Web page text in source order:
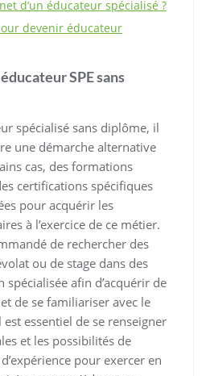
d’un éducateur spécialisé ?
devenir éducateur
SPE sans
spécialisé sans diplôme, il
une démarche alternative
cas, des formations
certifications spécifiques
pour acquérir les
à l’exercice de ce métier.
de rechercher des
ou de stage dans des
spécialisée afin d’acquérir de
de se familiariser avec le
essentiel de se renseigner
et les possibilités de
pour exercer en